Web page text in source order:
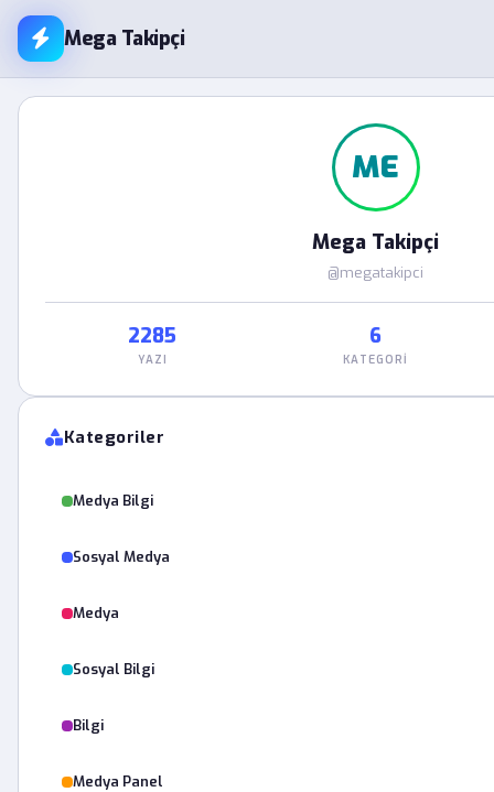
Mega Takipçi
ME
Mega Takipçi
@megatakipci
2285
YAZI
6
KATEGORI
Kategoriler
Medya Bilgi
Sosyal Medya
Medya
Sosyal Bilgi
Bilgi
Medya Panel